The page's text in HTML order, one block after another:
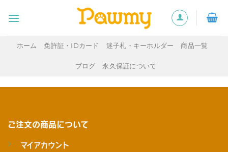
ホーム 免許証・IDカード 迷子札・キーホルダー 商品一覧
ブログ 永久保証について
ご注文の商品について
マイアカウント